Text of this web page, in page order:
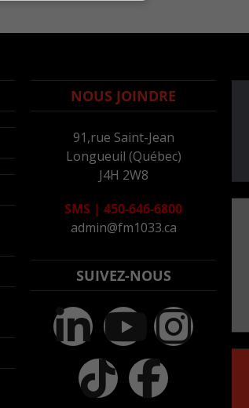
NOUS JOINDRE
91,rue Saint-Jean
Longueuil (Québec)
J4H 2W8
SMS | 450-646-6800
admin@fm1033.ca
SUIVEZ-NOUS